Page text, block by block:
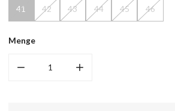
41 42 43 44 45 46
Menge